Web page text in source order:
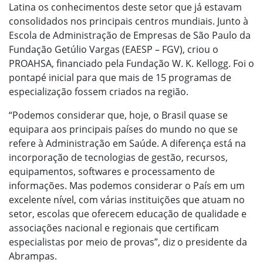
Latina os conhecimentos deste setor que já estavam
consolidados nos principais centros mundiais. Junto à
Escola de Administração de Empresas de São Paulo da
Fundação Getúlio Vargas (EAESP – FGV), criou o
PROAHSA, financiado pela Fundação W. K. Kellogg. Foi o
pontapé inicial para que mais de 15 programas de
especialização fossem criados na região.
“Podemos considerar que, hoje, o Brasil quase se
equipara aos principais países do mundo no que se
refere à Administração em Saúde. A diferença está na
incorporação de tecnologias de gestão, recursos,
equipamentos, softwares e processamento de
informações. Mas podemos considerar o País em um
excelente nível, com várias instituições que atuam no
setor, escolas que oferecem educação de qualidade e
associações nacional e regionais que certificam
especialistas por meio de provas”, diz o presidente da
Abrampas.